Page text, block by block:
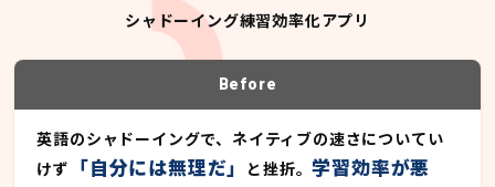
シャドーイング練習効率化アプリ
Before
英語のシャドーイングで、ネイティブの速さについてい
けず
「自分には無理だ」 と挫折。学習効率が悪